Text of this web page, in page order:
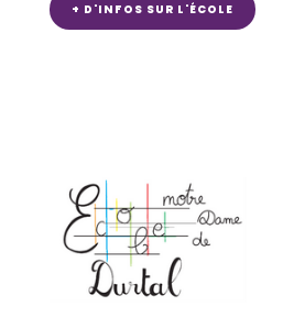
+ D'INFOS SUR L'ÉCOLE